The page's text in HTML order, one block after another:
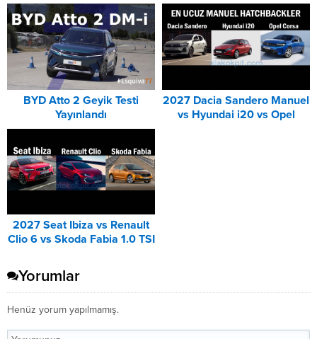
BYD Atto 2 Geyik Testi
Yayınlandı
2027 Dacia Sandero Manuel
vs Hyundai i20 vs Opel
2027 Seat Ibiza vs Renault
Clio 6 vs Skoda Fabia 1.0 TSI
Yorumlar
Henüz yorum yapılmamış.